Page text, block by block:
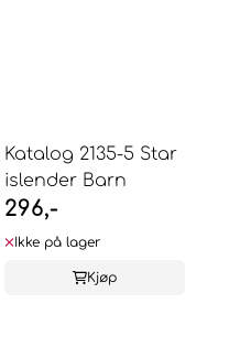
Katalog 2135-5 Star
islender Barn
296,-
Ikke på lager
Kjøp